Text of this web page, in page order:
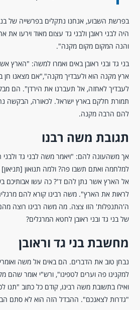
בפרשת השבוע, אנחנו נתקלים בפרשייה של בני
היה לבני ראובן ולבני גד עצום מאוד וירעו את
והנה המקום מקום מקנה".
בני גד ובני ראובן באים ואמרו למשה: "הארץ
ארץ מקנה הוא ולעבדיך מקנה","אם מצאנו חן
לעבדיך לאחזה, אל תעברנו את הירדן". הם
תמורת חלקם בארץ ישראל. לכאורה, הבקשה
להם הרבה מקנה.
תגובת משה רבנו
אך משהעונה להם: "ויאמר משה לבני גד ולבני
למלחמה ואתם תשבו פה? ולמה תנואון
אל הארץ אשר נתן להם ד'? כה עשו אבותיכם
לראות את הארץ". משה רבינו קורא להם
ה'התנפלות' הזו צצה. מה משה רבינו רוצה
של בני גד ובני ראובן לחטא המרגלים?
מחשבת בני גד וראובן
נבחן טוב את הדברים. הם באים אל משה
למקנינו פה וערים לטפינו", ורש"י אומר שהם
ואילו בתשובת משה רבינו, קודם כל כתוב "תנו
"גדרות לצאנכם". ההבדל הזה הוא לא סתם